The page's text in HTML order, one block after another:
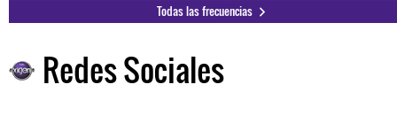
Todas las frecuencias
Redes Sociales